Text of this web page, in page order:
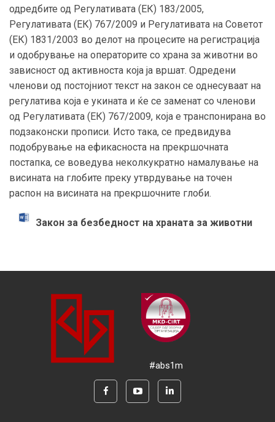
одредбите од Регулативата (ЕК) 183/2005,
Регулативата (ЕК) 767/2009 и Регулативата на Советот
(ЕК) 1831/2003 во делот на процесите на регистрација
и одобрување на операторите со храна за животни во
зависност од активноста која ја вршат. Одредени
членови од постојниот текст на закон се однесуваат на
регулатива која е укината и ќе се заменат со членови
од Регулативата (ЕК) 767/2009, која е транспонирана во
подзаконски прописи. Исто така, се предвидува
подобрување на ефикасноста на прекршочната
постапка, се воведува неколкукратно намалување на
висината на глобите преку утврдување на точен
распон на висината на прекршочните глоби.
Закон за безбедност на храната за животни
#abs1m